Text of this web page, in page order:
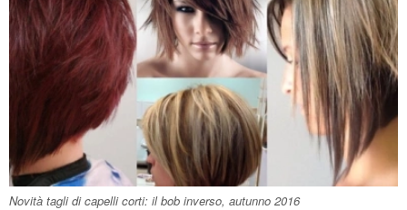
Novità tagli di capelli corti: il bob inverso, autunno 2016